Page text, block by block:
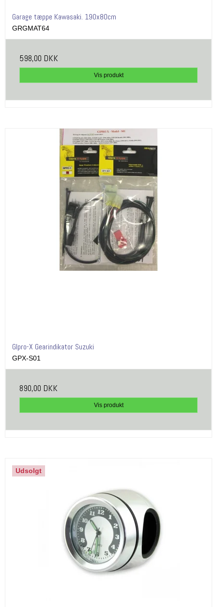
Garage tæppe Kawasaki. 190x80cm
GRGMAT64
598,00 DKK
Vis produkt
GIpro-X Gearindikator Suzuki
GPX-S01
890,00 DKK
Vis produkt
Udsolgt